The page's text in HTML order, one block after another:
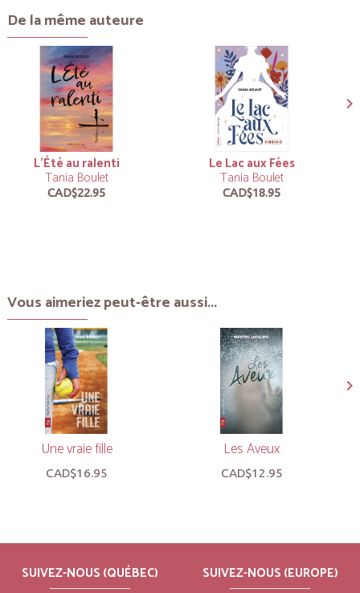
De la même auteure
L’Été au ralenti
Tania Boulet
CAD$22.95
Le Lac aux Fées
Tania Boulet
CAD$18.95
Vous aimeriez peut-être aussi...
Une vraie fille
CAD$16.95
Les Aveux
CAD$12.95
SUIVEZ-NOUS (QUÉBEC) SUIVEZ-NOUS (EUROPE)